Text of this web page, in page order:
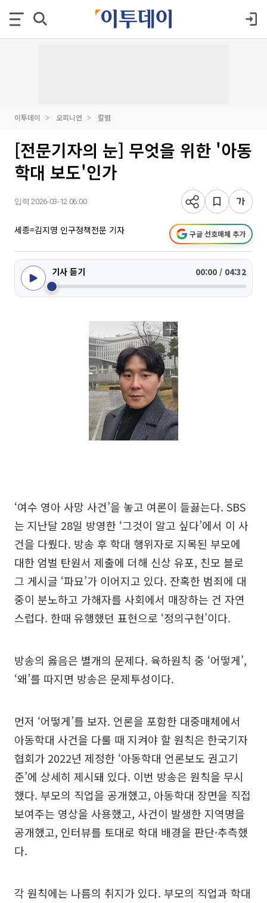
이투데이 오피니언 칼럼
[전문기자의 눈] 무엇을 위한 '아동
학대 보도'인가
입력 2026-03-12 06:00
세종=김지영 인구정책전문 기자 구글 선호매체 추가
기사 듣기 00:00 / 04:32
‘여수 영아 사망 사건’을 놓고 여론이 들끓는다. SBS
는 지난달 28일 방영한 ‘그것이 알고 싶다’에서 이 사
건을 다뤘다. 방송 후 학대 행위자로 지목된 부모에
대한 엄벌 탄원서 제출에 더해 신상 유포, 친모 블로
그 게시글 ‘파묘’가 이어지고 있다. 잔혹한 범죄에 대
중이 분노하고 가해자를 사회에서 매장하는 건 자연
스럽다. 한때 유행했던 표현으로 ‘정의구현’이다.
방송의 옳음은 별개의 문제다. 육하원칙 중 ‘어떻게’,
‘왜’를 따지면 방송은 문제투성이다.
먼저 ‘어떻게’를 보자. 언론을 포함한 대중매체에서
아동학대 사건을 다룰 때 지켜야 할 원칙은 한국기자
협회가 2022년 제정한 ‘아동학대 언론보도 권고기
준’에 상세히 제시돼 있다. 이번 방송은 원칙을 무시
했다. 부모의 직업을 공개했고, 아동학대 장면을 직접
보여주는 영상을 사용했고, 사건이 발생한 지역명을
공개했고, 인터뷰를 토대로 학대 배경을 판단·추측했
다.
각 원칙에는 나름의 취지가 있다. 부모의 직업과 학대